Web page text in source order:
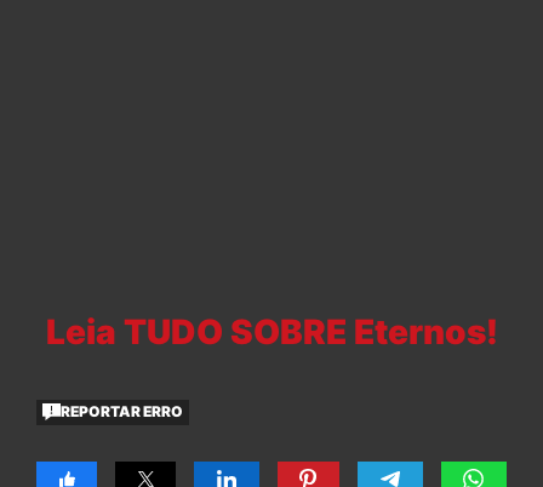
Leia TUDO SOBRE Eternos!
REPORTAR ERRO